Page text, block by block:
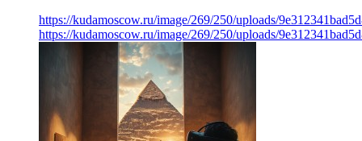
https://kudamoscow.ru/image/269/250/uploads/
https://kudamoscow.ru/image/269/250/uploads/